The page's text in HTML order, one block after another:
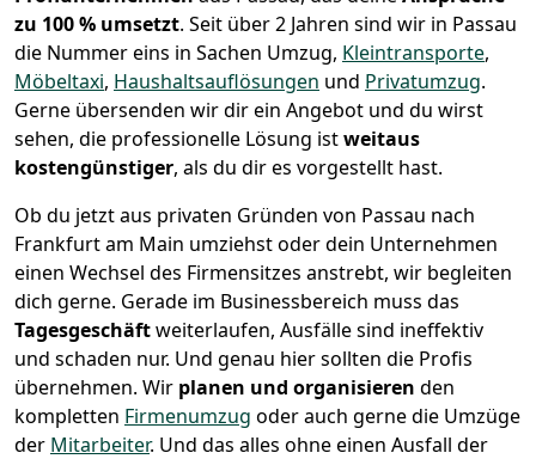
zu 100 % umsetzt. Seit über 2 Jahren sind wir in Passau
die Nummer eins in Sachen Umzug, Kleintransporte,
Möbeltaxi, Haushaltsauflösungen und Privatumzug.
Gerne übersenden wir dir ein Angebot und du wirst
sehen, die professionelle Lösung istweitaus
kostengünstiger, als du dir es vorgestellt hast.
Ob du jetzt aus privaten Gründen von Passau nach
Frankfurt am Main umziehst oder dein Unternehmen
einen Wechsel des Firmensitzes anstrebt, wir begleiten
dich gerne. Gerade im Businessbereich muss das
Tagesgeschäftweiterlaufen, Ausfälle sind ineffektiv
und schaden nur. Und genau hier sollten die Profis
übernehmen. Wir planen und organisieren den
kompletten Firmenumzug oder auch gerne die Umzüge
der Mitarbeiter. Und das alles ohne einen Ausfall der